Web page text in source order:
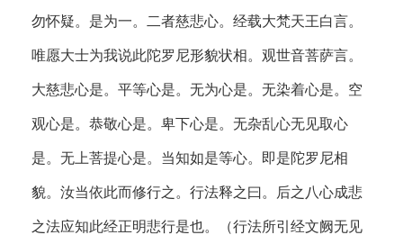
勿怀疑。是为一。二者慈悲心。经载大梵天王白言。
唯愿大士为我说此陀罗尼形貌状相。观世音菩萨言。
大慈悲心是。平等心是。无为心是。无染着心是。空
观心是。恭敬心是。卑下心是。无杂乱心无见取心
是。无上菩提心是。当知如是等心。即是陀罗尼相
貌。汝当依此而修行之。行法释之曰。后之八心成悲
之法应知此经正明悲行是也。（行法所引经文阙无见